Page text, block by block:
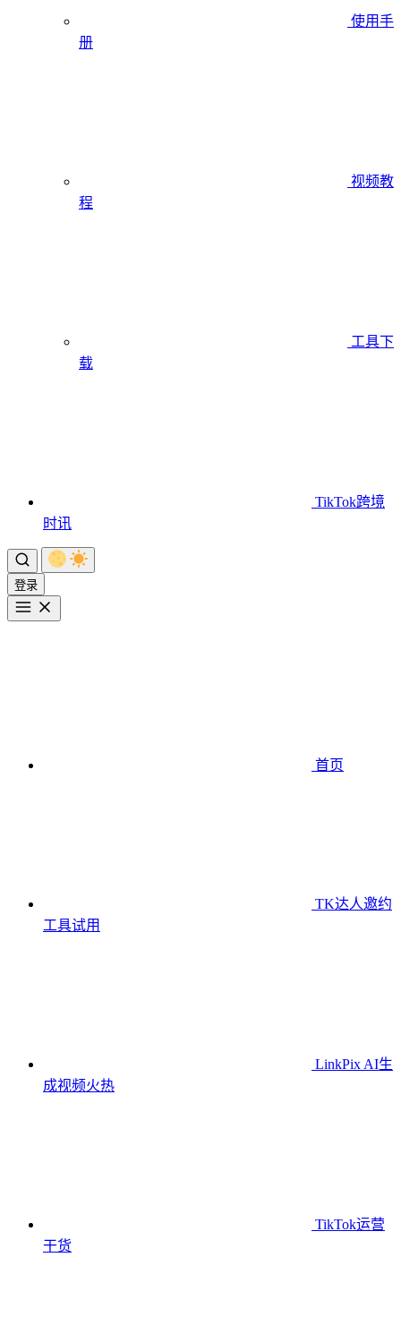
使用手
册
视频教
程
工具下
载
TikTok跨境
时讯
登录
首页
TK达人邀约
工具试用
LinkPix AI生
成视频火热
TikTok运营
干货